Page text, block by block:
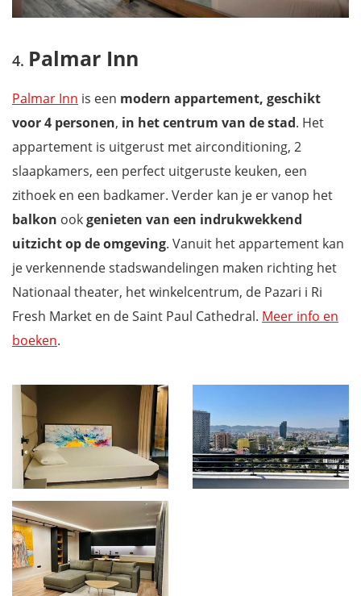
Palmar Inn
Palmar Inn is een modern appartement, geschikt
voor 4 personen, in het centrum van de stad. Het
appartement is uitgerust met airconditioning, 2
slaapkamers, een perfect uitgeruste keuken, een
zithoek en een badkamer. Verder kan je er vanop het
balkon ookgenieten van een indrukwekkend
uitzicht op de omgeving. Vanuit het appartement kan
je verkennende stadswandelingen maken richting het
Nationaal theater, het winkelcentrum, de Pazari i Ri
Fresh Market en de Saint Paul Cathedral. Meer info en
boeken.